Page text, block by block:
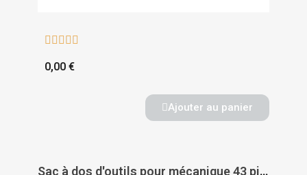
    
0,00 €
Ajouter au panier
Sac à dos d'outils pour mécanique 43 pièces - WIHA